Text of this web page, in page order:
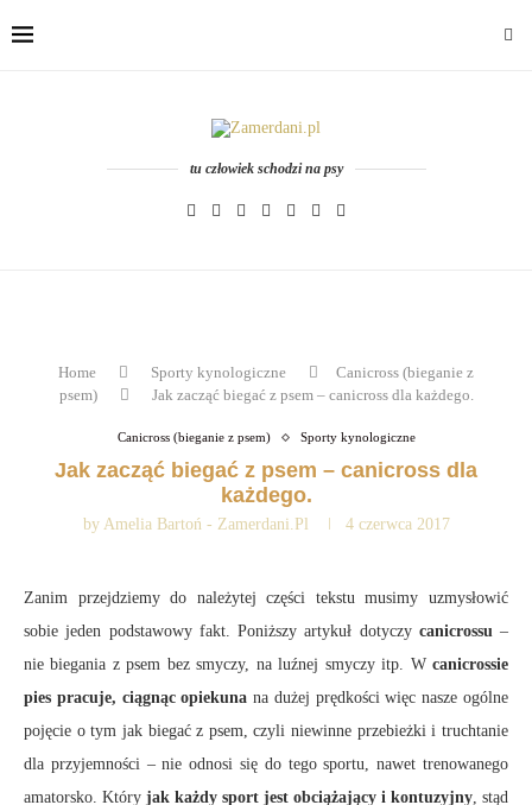
tu człowiek schodzi na psy
Home Sporty kynologiczne
Canicross (bieganie z
psem)
Jak zacząć biegać z psem – canicross dla każdego.
Canicross (bieganie z psem) Sporty kynologiczne
Jak zacząć biegać z psem – canicross dla
każdego.
by Amelia Bartoń - Zamerdani.pl 4 czerwca 2017
Zanim przejdziemy do należytej części tekstu musimy uzmysłowić
sobie jeden podstawowy fakt. Poniższy artykuł dotyczy canicrossu–
nie biegania z psem bez smyczy, na luźnej smyczy itp. W canicrossie
pies pracuje, ciągnąc opiekuna na dużej prędkości więc nasze ogólne
pojęcie o tym jak biegać z psem, czyli niewinne przebieżki i truchtanie
dla przyjemności – nie odnosi się do tego sportu, nawet trenowanego
amatorsko. Który jak każdy sport jest obciążający i kontuzyjny, stąd